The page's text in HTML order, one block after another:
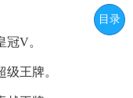
V。
王牌。
目录